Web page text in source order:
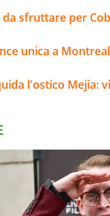
sfruttare per
unica a
l'ostico Mejia: